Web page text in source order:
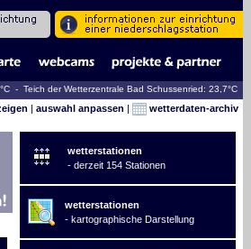
- Teich der Wetterzentrale Bad Schussenried: 23,7°C
| auswahl anpassen | wetterdaten-archiv
wetterstationen
- derzeit 154 Stationen
wetterstationen
- kartographische Darstellung